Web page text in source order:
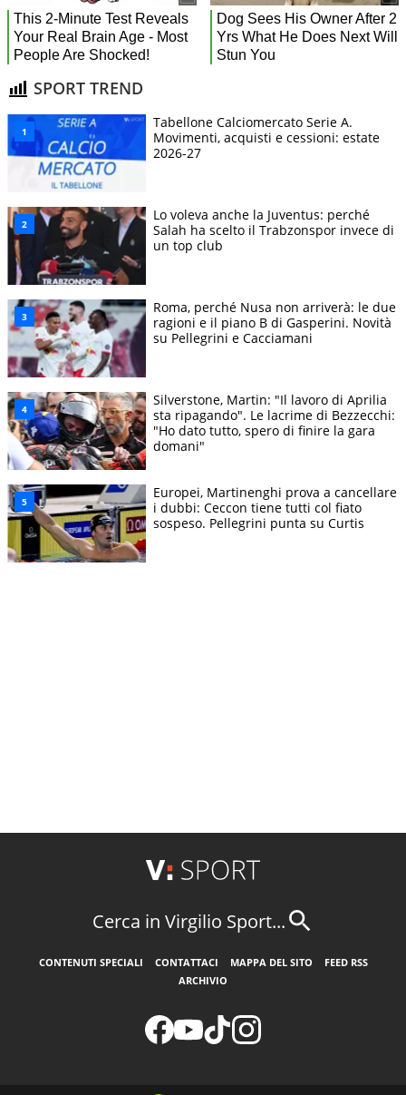
SPORT TREND
Tabellone Calciomercato Serie A.
Movimenti, acquisti e cessioni: estate
2026-27
Lo voleva anche la Juventus: perché
Salah ha scelto il Trabzonspor invece di
un top club
Roma, perché Nusa non arriverà: le due
ragioni e il piano B di Gasperini. Novità
su Pellegrini e Cacciamani
Silverstone, Martin: "Il lavoro di Aprilia
sta ripagando". Le lacrime di Bezzecchi:
"Ho dato tutto, spero di finire la gara
domani"
Europei, Martinenghi prova a cancellare
i dubbi: Ceccon tiene tutti col fiato
sospeso. Pellegrini punta su Curtis
Cerca in Virgilio Sport...
CONTENUTI SPECIALI CONTATTACI MAPPA DEL SITO
FEED RSS
ARCHIVIO